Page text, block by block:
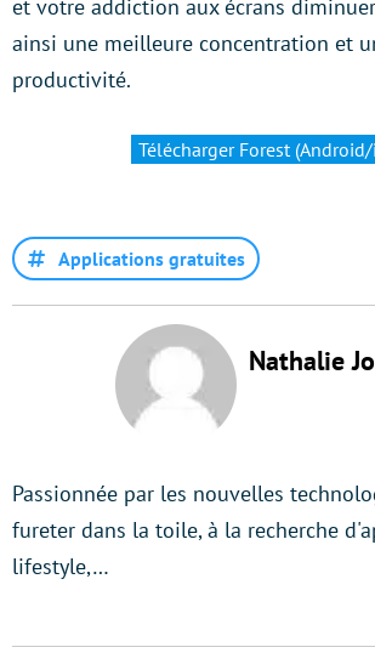
et votre addiction aux écrans
ainsi une meilleure concentration et
productivité.
Télécharger Forest (Android/
Applications gratuites
Nathalie
Passionnée par les nouvelles
fureter dans la toile, à la recherche
lifestyle,…